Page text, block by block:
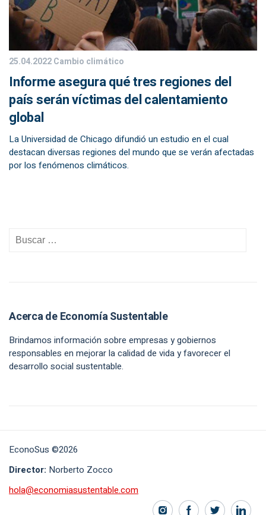
25.04.2022Cambio climático
Informe asegura qué tres regiones del
país serán víctimas del calentamiento
global
La Universidad de Chicago difundió un estudio en el cual
destacan diversas regiones del mundo que se verán afectadas
por los fenómenos climáticos.
Acerca de Economía Sustentable
Brindamos información sobre empresas y gobiernos
responsables en mejorar la calidad de vida y favorecer el
desarrollo social sustentable.
EconoSus ©2026
Director: Norberto Zocco
hola@economiasustentable.com